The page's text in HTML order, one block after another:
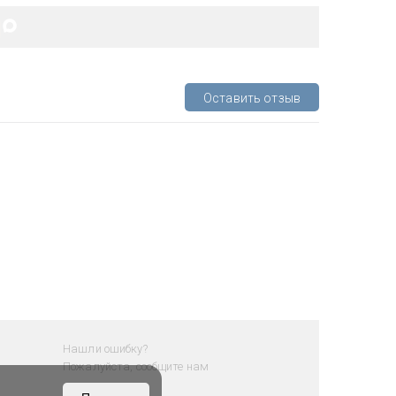
Оставить отзыв
Нашли ошибку?
Пожалуйста, сообщите нам